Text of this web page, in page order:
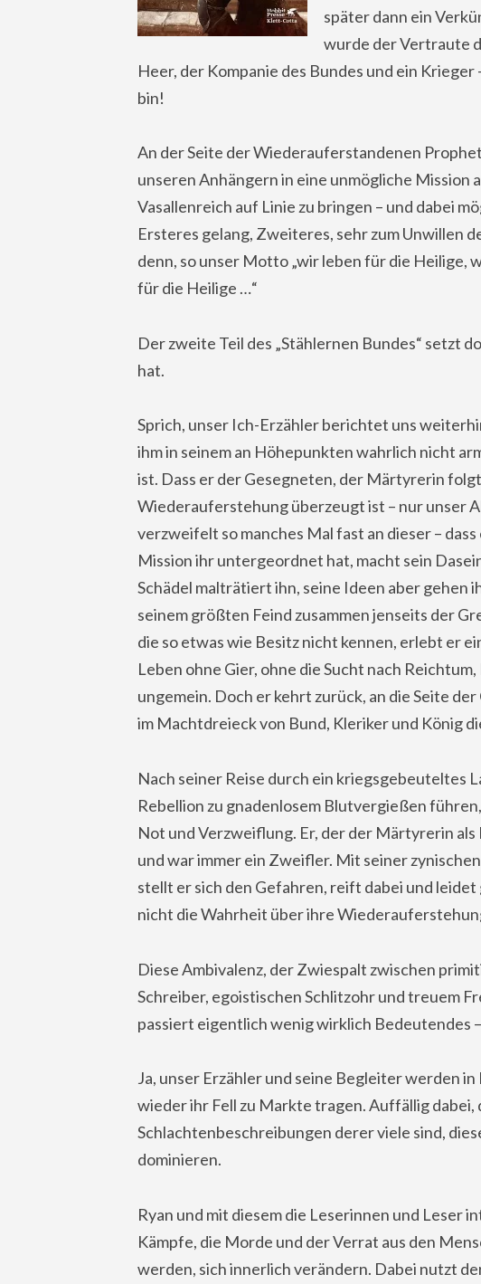
später dann ein
wurde der Vertraute
Heer, der Kompanie des Bundes und ein
bin!
An der Seite der Wiederauferstandenen
unseren Anhängern in eine unmögliche Mission
Vasallenreich auf Linie zu bringen – und dabei
Ersteres gelang, Zweiteres, sehr zum Unwillen
denn, so unser Motto „wir leben für die Heilige,
für die Heilige …“
Der zweite Teil des „Stählernen Bundes“ setzt
hat.
Sprich, unser Ich-Erzähler berichtet uns
ihm in seinem an Höhepunkten wahrlich nicht
ist. Dass er der Gesegneten, der Märtyrerin
Wiederauferstehung überzeugt ist – nur unser
verzweifelt so manches Mal fast an dieser –
Mission ihr untergeordnet hat, macht sein
Schädel malträtiert ihn, seine Ideen aber gehen
seinem größten Feind zusammen jenseits der
die so etwas wie Besitz nicht kennen, erlebt er
Leben ohne Gier, ohne die Sucht nach
ungemein. Doch er kehrt zurück, an die Seite
im Machtdreieck von Bund, Kleriker und König
Nach seiner Reise durch ein kriegsgebeuteltes
Rebellion zu gnadenlosem Blutvergießen
Not und Verzweiflung. Er, der der Märtyrerin
und war immer ein Zweifler. Mit seiner
stellt er sich den Gefahren, reift dabei und
nicht die Wahrheit über ihre
Diese Ambivalenz, der Zwiespalt zwischen
Schreiber, egoistischen Schlitzohr und treuem
passiert eigentlich wenig wirklich Bedeutendes
Ja, unser Erzähler und seine Begleiter werden
wieder ihr Fell zu Markte tragen. Auffällig dabei,
Schlachtenbeschreibungen derer viele sind,
dominieren.
Ryan und mit diesem die Leserinnen und Leser
Kämpfe, die Morde und der Verrat aus den
werden, sich innerlich verändern. Dabei nutzt